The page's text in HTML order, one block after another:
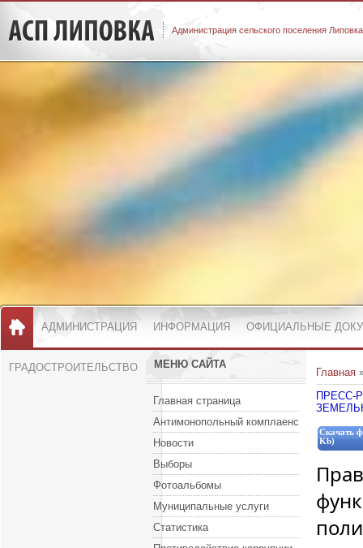
Администрация сельского поселения
АДМИНИСТРАЦИЯ ИНФОРМАЦИЯ ОФИЦИАЛЬНЫЕ
ГРАДОСТРОИТЕЛЬСТВО МЕНЮ САЙТА
Главная страница
Антимонопольный комплаенс
Новости
Выборы
Фотоальбомы
Муниципальные услуги
Статистика
Главная
ПРЕСС-
Скачать
Kb)